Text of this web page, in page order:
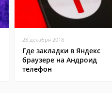
28 декабря 2018
Где закладки в Яндекс
браузере на Андроид
телефон